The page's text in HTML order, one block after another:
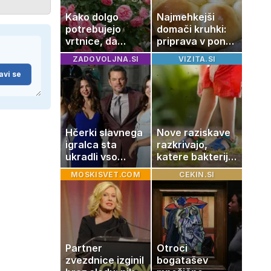
se
Kako dolgo
potrebujejo
vrtnice, da
zrastejo? Vse o
rasti, cvetenju
in negi vrtnic
Najmehkejši
domači kruhki:
priprava v ponvi
je trik za popoln
rezultat
ZADOVOLJNA.SI
Hčerki slavnega
igralca sta
ukradli vso
pozornost
VIZITA.SI
Nove raziskave
razkrivajo,
katere bakterije
na koži privlačijo
komarje
MOSKISVET.COM
Partner
zvezdnice izginil
CEKIN.SI
Otroci
bogatašev